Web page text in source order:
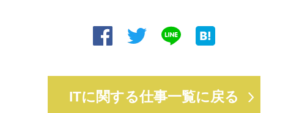
ITに関する仕事一覧に戻る